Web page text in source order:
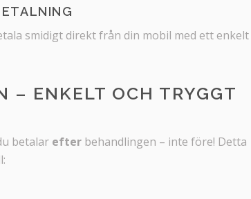
smidigt direkt från din mobil med ett enkelt
– ENKELT OCH TRYGGT
betalar efter behandlingen – inte före! Detta